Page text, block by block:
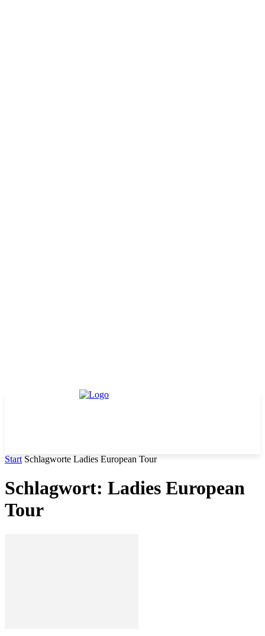
Start Schlagworte Ladies European Tour
Schlagwort: Ladies European
Tour